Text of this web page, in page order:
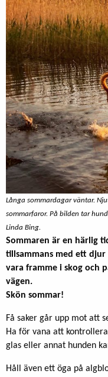
Långa sommardagar väntar.
sommarfaror. På bilden tar
Linda Bing.
Sommaren är en härlig
tillsammans med ett
vara framme i skog och
vägen.
Skön sommar!
Få saker går upp mot att
Ha för vana att
glas eller annat hunden
Håll även ett öga på